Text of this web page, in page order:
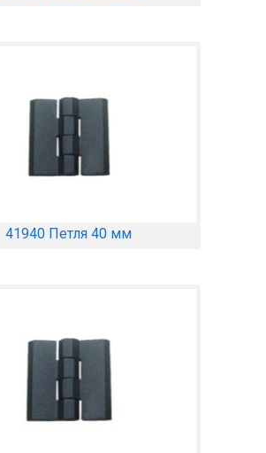
41940 Петля 40 мм